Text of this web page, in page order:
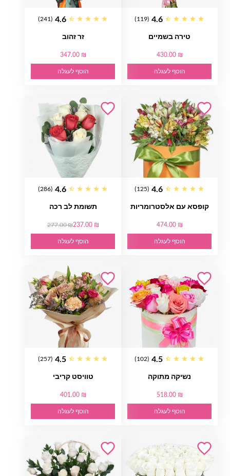
4.6
(119)
טירה בשמיים
430.00 ₪
הוסף לעגלה
4.6
(241)
זר זהוב
347.00 ₪
הוסף לעגלה
4.6
(125)
קופסא עם אלסטרומריות
474.00 ₪
הוסף לעגלה
4.6
(286)
תשומת לב רכה
237.00 ₪
277.00 ₪
הוסף לעגלה
4.5
(102)
נשיקה מתוקה
518.00 ₪
הוסף לעגלה
4.5
(257)
טוויסט קריבי
401.00 ₪
הוסף לעגלה